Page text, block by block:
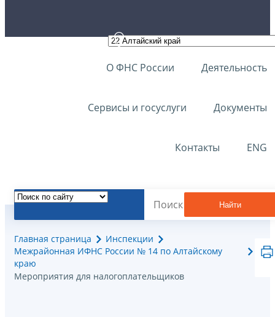
О ФНС России Деятельность
Сервисы и госуслуги Документы
Контакты ENG
Найти
Главная страница
Инспекции
Межрайонная ИФНС России № 14 по Алтайскому
краю
Мероприятия для налогоплательщиков